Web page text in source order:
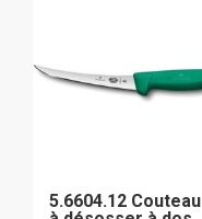
5.6604.12 Couteau